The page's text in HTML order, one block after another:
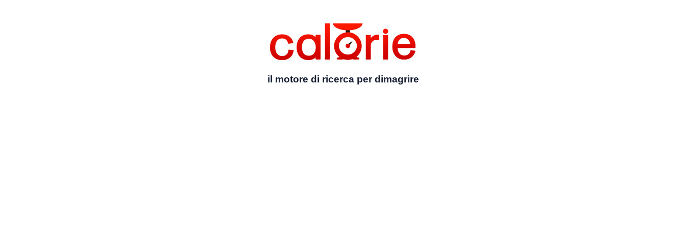
il motore di ricerca per dimagrire